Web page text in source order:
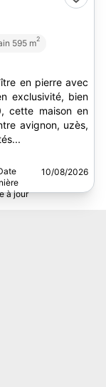
595 m2
en pierre avec
avignon, uzès,
10/08/2026